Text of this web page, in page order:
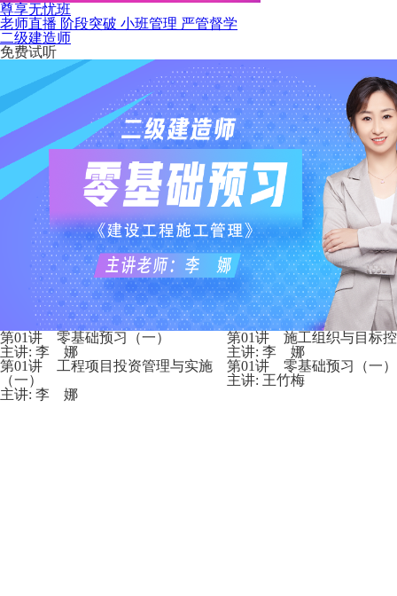
尊享无忧班
老师直播 阶段突破 小班管理 严管督学
二级建造师
免费试听
第01讲 零基础预习（一）
主讲: 李 娜
第01讲 工程项目投资管理与实施
（一）
主讲: 李 娜
第01讲 施工组织与目标
主讲: 李 娜
第01讲 零基础预习（一）
主讲: 王竹梅